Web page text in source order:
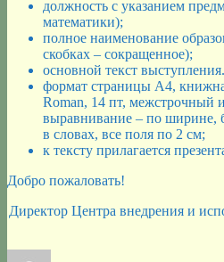
должность с указанием
математики);
полное наименование
скобках – сокращенное);
основной текст выступления.
формат страницы А4,
Roman, 14 пт, межстрочный
выравнивание – по ширине,
в словах, все поля по 2 см;
к тексту прилагается
Добро пожаловать!
Директор Центра внедрения и